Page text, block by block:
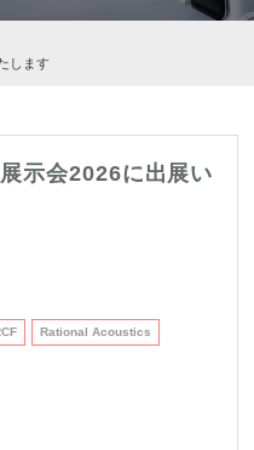
採
CONTACT
します
⽰会2026に出展い
Rational Acoustics